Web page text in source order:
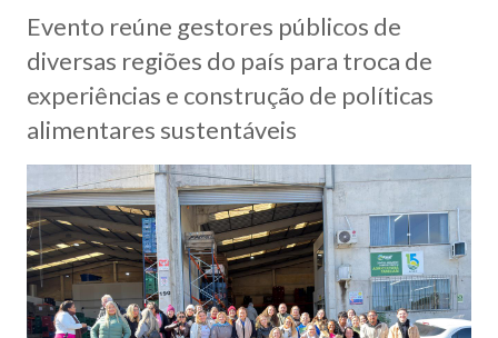
Evento reúne gestores públicos de
diversas regiões do país para troca de
experiências e construção de políticas
alimentares sustentáveis